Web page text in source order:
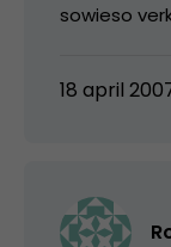
sowieso
18 april